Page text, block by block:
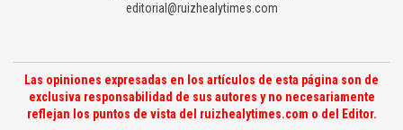
editorial@ruizhealytimes.com
Las opiniones expresadas en los artículos de esta página son de
exclusiva responsabilidad de sus autores y no necesariamente
reflejan los puntos de vista del ruizhealytimes.com o del Editor.